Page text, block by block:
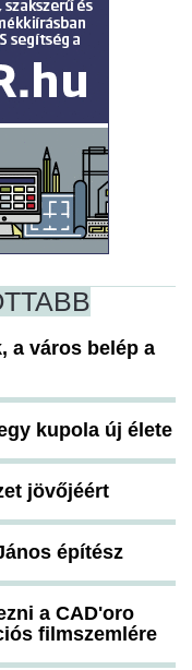
a város belép a
kupola új élete
jövőjéért
építész
a CAD'oro
filmszemlére